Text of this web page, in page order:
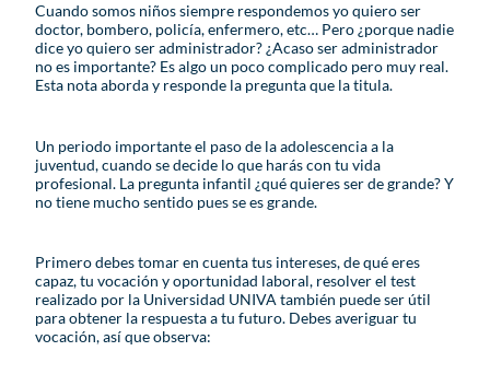
Cuando somos niños siempre respondemos yo quiero ser
doctor, bombero, policía, enfermero, etc… Pero ¿porque nadie
dice yo quiero ser administrador? ¿Acaso ser administrador
no es importante? Es algo un poco complicado pero muy real.
Esta nota aborda y responde la pregunta que la titula.
Un periodo importante el paso de la adolescencia a la
juventud, cuando se decide lo que harás con tu vida
profesional. La pregunta infantil ¿qué quieres ser de grande? Y
no tiene mucho sentido pues se es grande.
Primero debes tomar en cuenta tus intereses, de qué eres
capaz, tu vocación y oportunidad laboral, resolver el test
realizado por la Universidad UNIVA también puede ser útil
para obtener la respuesta a tu futuro. Debes averiguar tu
vocación, así que observa: